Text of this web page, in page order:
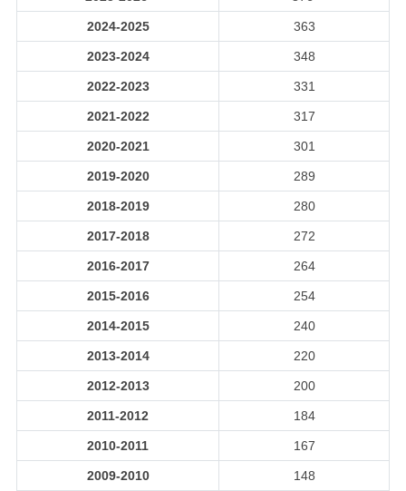
2024-2025 363
2023-2024 348
2022-2023 331
2021-2022 317
2020-2021 301
2019-2020 289
2018-2019 280
2017-2018 272
2016-2017 264
2015-2016 254
2014-2015 240
2013-2014 220
2012-2013 200
2011-2012 184
2010-2011 167
2009-2010 148